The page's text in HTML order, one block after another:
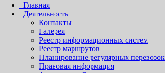
Главная
Деятельность
Контакты
Галерея
Реестр информационных систем
Реестр маршрутов
Планирование регулярных перевозок
Правовая информация